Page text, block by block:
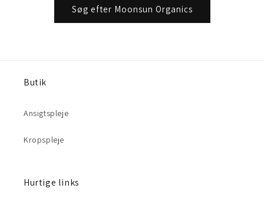
Søg efter Moonsun Organics
Butik
Ansigtspleje
Kropspleje
Hurtige links